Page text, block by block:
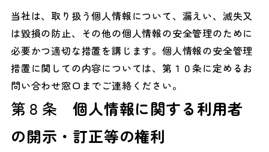
当社は、取り扱う個人情報について、漏えい、滅失又
は毀損の防止、その他の個人情報の安全管理のために
必要かつ適切な措置を講じます。個人情報の安全管理
措置に関しての内容については、第１０条に定めるお
問い合わせ窓口までご連絡ください。
第８条個人情報に関する利用者
の開示・訂正等の権利